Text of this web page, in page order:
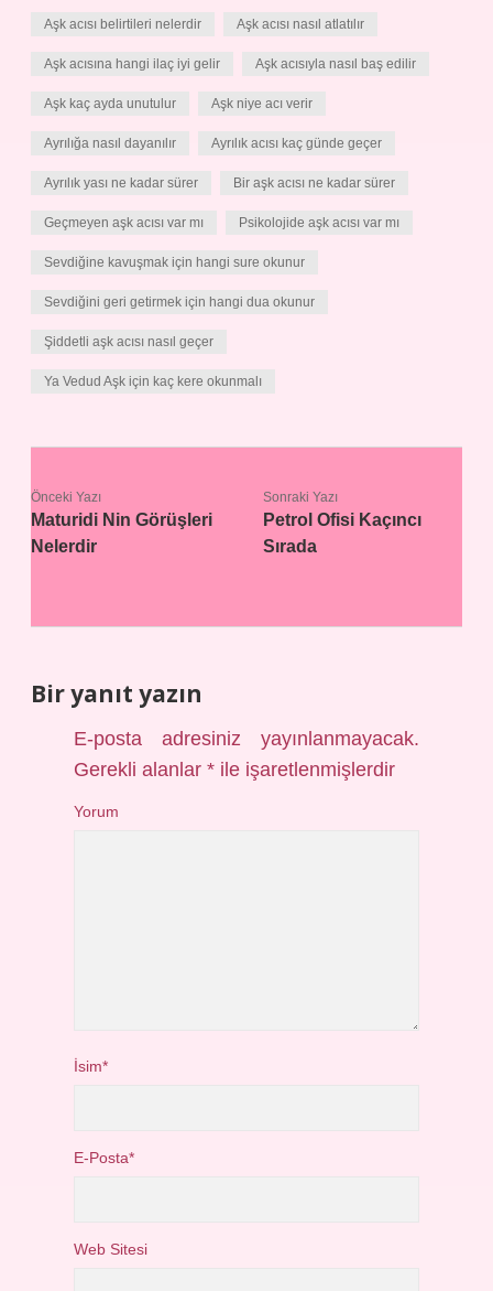
Aşk acısı belirtileri nelerdir Aşk acısı nasıl atlatılır
Aşk acısına hangi ilaç iyi gelir Aşk acısıyla nasıl baş edilir
Aşk kaç ayda unutulur Aşk niye acı verir
Ayrılığa nasıl dayanılır Ayrılık acısı kaç günde geçer
Ayrılık yası ne kadar sürer Bir aşk acısı ne kadar sürer
Geçmeyen aşk acısı var mı Psikolojide aşk acısı var mı
Sevdiğine kavuşmak için hangi sure okunur
Sevdiğini geri getirmek için hangi dua okunur
Şiddetli aşk acısı nasıl geçer
Ya Vedud Aşk için kaç kere okunmalı
Önceki Yazı
Maturidi Nin Görüşleri
Nelerdir
Sonraki Yazı
Petrol Ofisi Kaçıncı
Sırada
Bir yanıt yazın
E-posta adresiniz yayınlanmayacak.
Gerekli alanlar* ile işaretlenmişlerdir
Yorum
İsim*
E-Posta*
Web Sitesi